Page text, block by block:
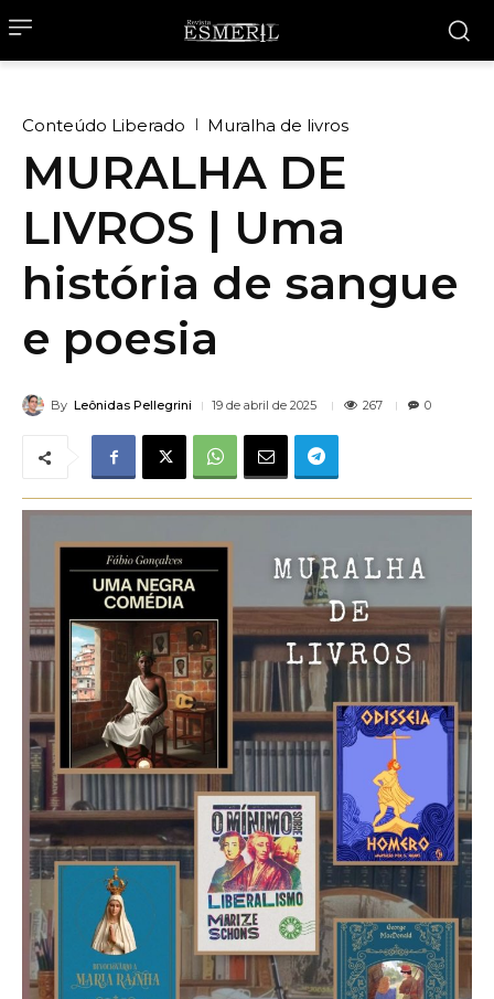
Conteúdo Liberado Muralha de livros
MURALHA DE
LIVROS | Uma
história de sangue
e poesia
By Leônidas Pellegrini 19 de abril de 2025 267 0